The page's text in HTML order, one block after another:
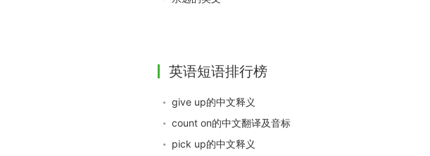
英语短语排行榜
give up的中文释义
count on的中文翻译及音标
pick up的中文释义